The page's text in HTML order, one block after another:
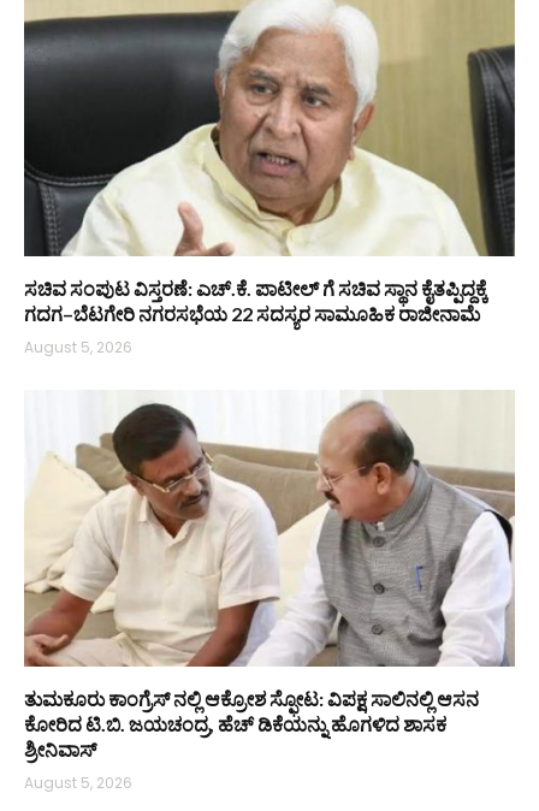
ಸಚಿವ ಸಂಪುಟ ವಿಸ್ತರಣೆ: ಎಚ್.ಕೆ. ಪಾಟೀಲ್ ಗೆ ಸಚಿವ ಸ್ಥಾನ ಕೈತಪ್ಪಿದ್ದಕ್ಕೆ
ಗದಗ–ಬೆಟಗೇರಿ ನಗರಸಭೆಯ 22 ಸದಸ್ಯರ ಸಾಮೂಹಿಕ ರಾಜೀನಾಮೆ
August 5, 2026
ತುಮಕೂರು ಕಾಂಗ್ರೆಸ್ ನಲ್ಲಿ ಆಕ್ರೋಶ ಸ್ಫೋಟ: ವಿಪಕ್ಷ ಸಾಲಿನಲ್ಲಿ ಆಸನ
ಕೋರಿದ ಟಿ.ಬಿ. ಜಯಚಂದ್ರ, ಹೆಚ್ ಡಿಕೆಯನ್ನು ಹೊಗಳಿದ ಶಾಸಕ
ಶ್ರೀನಿವಾಸ್
August 5, 2026